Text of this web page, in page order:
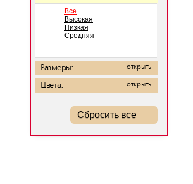
Все
Высокая
Низкая
Средняя
Размеры: открыть
Цвета: открыть
Сбросить все